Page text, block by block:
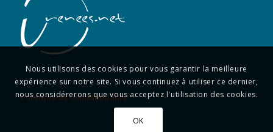
Politique de confidentialité
Nous utilisons des cookies pour vous garantir la meilleure
expérience sur notre site. Si vous continuez à utiliser ce dernier,
nous considérerons que vous acceptez l'utilisation des cookies.
OK